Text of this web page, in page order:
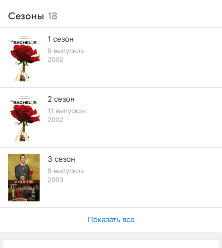
Сезоны 18
1 сезон
9 выпусков
2002
2 сезон
11 выпусков
2002
3 сезон
9 выпусков
2003
Показать все